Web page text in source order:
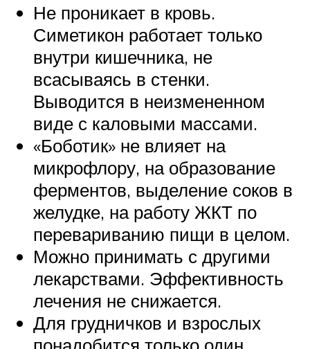
Не проникает в кровь.
Симетикон работает только
внутри кишечника, не
всасываясь в стенки.
Выводится в неизмененном
виде с каловыми массами.
«Боботик» не влияет на
микрофлору, на образование
ферментов, выделение соков в
желудке, на работу ЖКТ по
перевариванию пищи в целом.
Можно принимать с другими
лекарствами. Эффективность
лечения не снижается.
Для грудничков и взрослых